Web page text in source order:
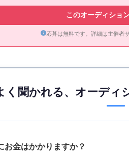
このオーディショ
応募は無料です。詳細は主催者
く聞かれる、オーディ
お金はかかりますか？